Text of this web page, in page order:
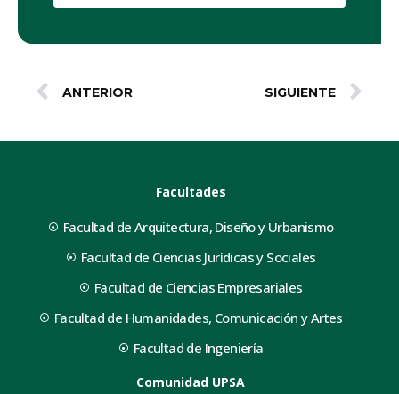
ANTERIOR SIGUIENTE
Facultades
Facultad de Arquitectura, Diseño y Urbanismo
Facultad de Ciencias Jurídicas y Sociales
Facultad de Ciencias Empresariales
Facultad de Humanidades, Comunicación y Artes
Facultad de Ingeniería
Comunidad UPSA